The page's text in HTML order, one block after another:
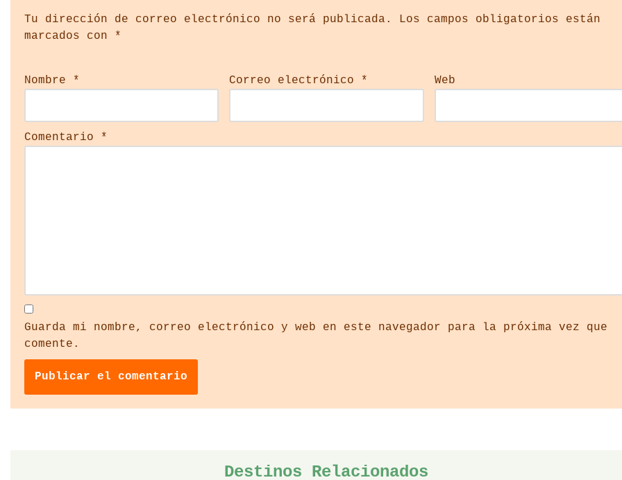
Tu dirección de correo electrónico no será publicada.
Los campos obligatorios están
marcados con
*
Nombre * Correo electrónico * Web
Comentario *
Guarda mi nombre, correo electrónico y web en este navegador para la próxima vez que
comente.
Destinos Relacionados